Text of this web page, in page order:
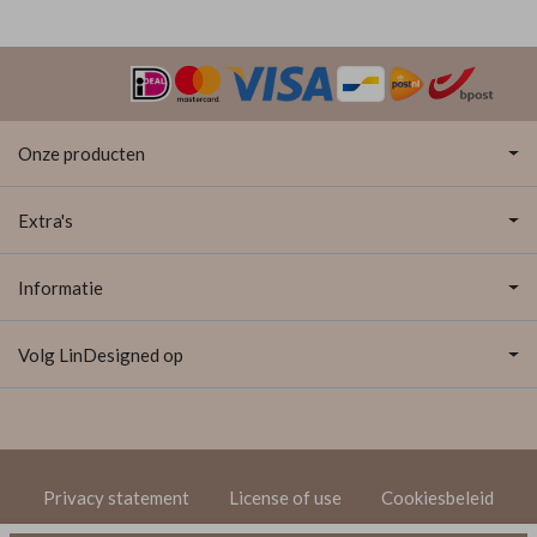
Onze producten
Extra's
Informatie
Volg LinDesigned op
Privacy statement License of use Cookiesbeleid